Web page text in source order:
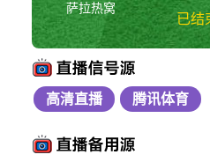
萨拉热窝
已结
高清直播 腾讯体育